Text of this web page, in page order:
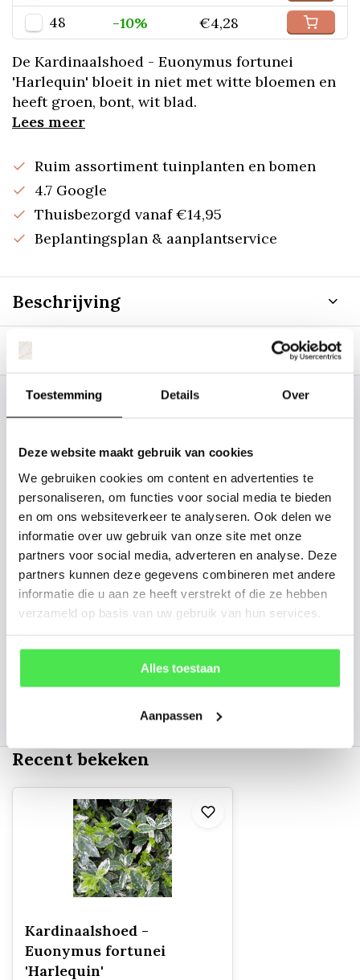
Toestemming Details Over
Deze website maakt gebruik van cookies
We gebruiken cookies om content en advertenties te
personaliseren, om functies voor social media te bieden
en om ons websiteverkeer te analyseren. Ook delen we
informatie over uw gebruik van onze site met onze
partners voor social media, adverteren en analyse. Deze
partners kunnen deze gegevens combineren met andere
informatie die u aan ze heeft verstrekt of die ze hebben
verzameld op basis van uw gebruik van hun services.
Alles toestaan
Aanpassen
48
-10% €4,28
De Kardinaalshoed - Euonymus fortunei
'Harlequin' bloeit in niet met witte bloemen en
heeft groen, bont, wit blad.
Lees meer
Ruim assortiment tuinplanten en bomen
4.7 Google
Thuisbezorgd vanaf €14,95
Beplantingsplan & aanplantservice
Beschrijving
Specificaties
Staat uw plantsoort of maat er niet
gaan we voor u kijken. Stuur ons
de plantnaam, hoogte, stamdikte en
vorm. Wilt u weten hoe uw plant of
boom er ongeveer eruit ziet? We
kunnen u een foto sturen.
info@tuinplantenbezorgd.nl
06 45 601 508 (tijdelijk niet bereikbaar)
customers give us a
Recent bekeken
Kardinaalshoed -
Euonymus fortunei
'Harlequin'